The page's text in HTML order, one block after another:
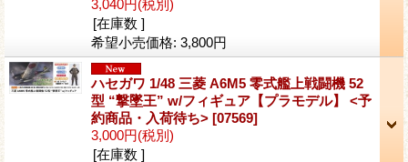
3,040円(税別)
[在庫数 ]
希望小売価格: 3,800円
ハセガワ 1/48 三菱 A6M5 零式艦上戦闘機 52
型 “撃墜王” w/フィギュア【プラモデル】 <予
約商品・入荷待ち> [07569]
3,000円(税別)
[在庫数 ]